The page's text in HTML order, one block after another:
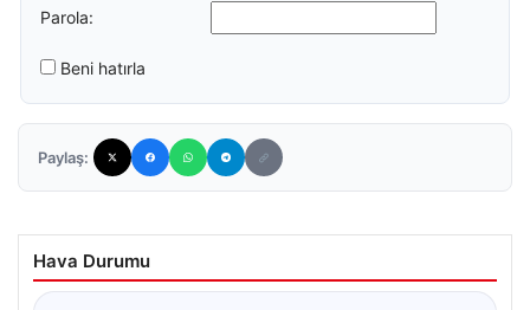
Parola:
Beni hatırla
Paylaş:
Hava Durumu